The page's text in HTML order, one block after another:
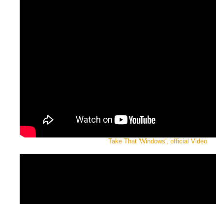
Take That 'Windows', official Video